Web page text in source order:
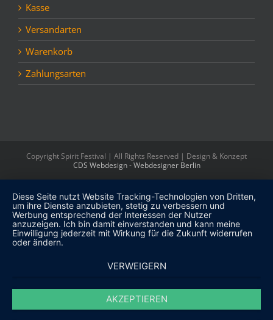
Kasse
Versandarten
Warenkorb
Zahlungsarten
Copyright Spirit Festival | All Rights Reserved | Design & Konzept
CDS Webdesign - Webdesigner Berlin
Diese Seite nutzt Website Tracking-Technologien von Dritten,
um ihre Dienste anzubieten, stetig zu verbessern und
Werbung entsprechend der Interessen der Nutzer
anzuzeigen. Ich bin damit einverstanden und kann meine
Einwilligung jederzeit mit Wirkung für die Zukunft widerrufen
oder ändern.
VERWEIGERN
AKZEPTIEREN